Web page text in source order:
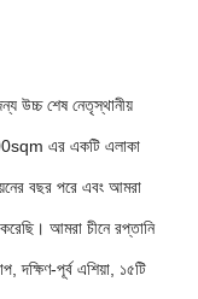
উচ্চ শেষ নেতৃস্থানীয়
এর একটি এলাকা
বছর পরে এবং আমরা
আমরা চীনে রপ্তানি
দক্ষিণ-পূর্ব এশিয়া, ১৫টি